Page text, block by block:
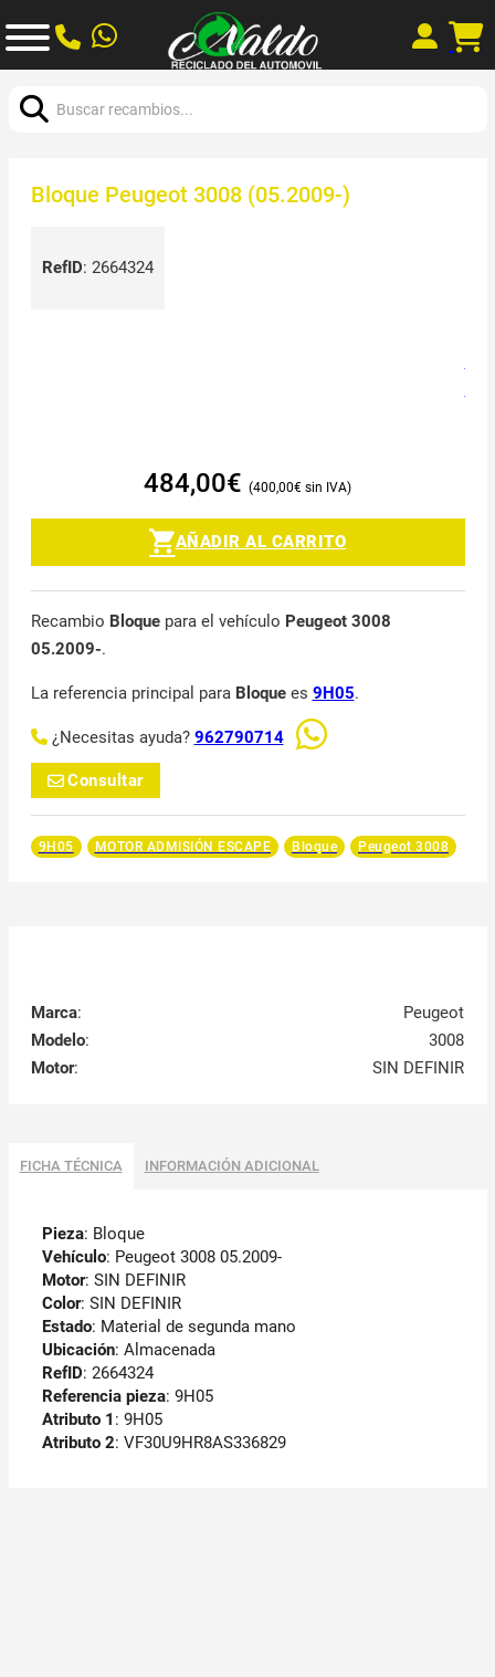
Bloque Peugeot 3008 (05.2009-)
RefID: 2664324
484,00€ 400,00€
AÑADIR AL CARRITO
Recambio Bloquepara el vehículo Peugeot 3008
05.2009-.
La referencia principal para Bloquees 9H05.
¿Necesitas ayuda? 962790714
Consultar
9H05 MOTOR ADMISIÓN ESCAPE Bloque Peugeot 3008
Marca:
Peugeot
Modelo:
3008
Motor: SIN DEFINIR
FICHA TÉCNICA INFORMACIÓN ADICIONAL
Pieza: Bloque
Vehículo: Peugeot 3008 05.2009-
Motor: SIN DEFINIR
Color: SIN DEFINIR
Estado: Material de segunda mano
Ubicación: Almacenada
RefID: 2664324
Referencia pieza: 9H05
Atributo 1 : 9H05
Atributo 2: VF30U9HR8AS336829